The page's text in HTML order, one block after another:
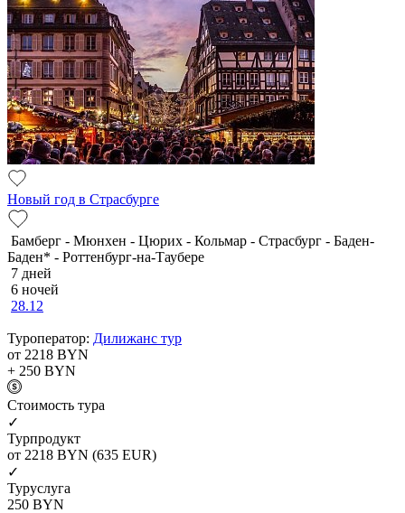
Новый год в Страсбурге
Бамберг - Мюнхен - Цюрих - Кольмар - Страсбург - Баден-
Баден* - Роттенбург-на-Таубере
7 дней
6 ночей
28.12
Туроператор: Дилижанс тур
от 2218 BYN
+ 250 BYN
Cтоимость тура
✓
Турпродукт
от 2218 BYN (635 EUR)
✓
Туруслуга
250 BYN